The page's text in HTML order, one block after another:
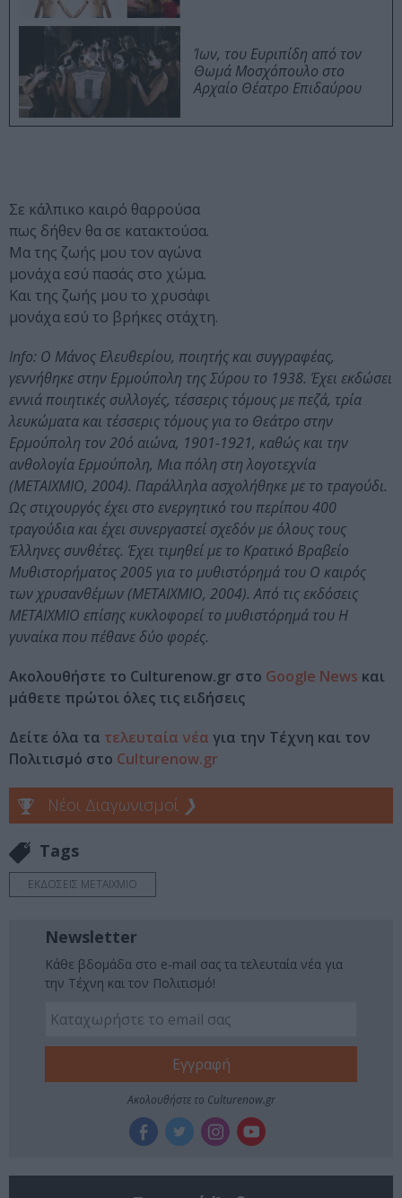
Ίων, του Ευριπίδη από τον
Θωμά Μοσχόπουλο στο
Αρχαίο Θέατρο Επιδαύρου
Σε κάλπικο καιρό θαρρούσα
πως δήθεν θα σε κατακτούσα.
Μα της ζωής μου τον αγώνα
μονάχα εσύ πασάς στο χώμα.
Και της ζωής μου το χρυσάφι
μονάχα εσύ το βρήκες στάχτη.
Info: Ο Μάνος Ελευθερίου, ποιητής και συγγραφέας,
γεννήθηκε στην Ερμούπολη της Σύρου το 1938. Έχει εκδώσει
εννιά ποιητικές συλλογές, τέσσερις τόμους με πεζά, τρία
λευκώματα και τέσσερις τόμους για το Θεάτρο στην
Ερμούπολη τον 20ό αιώνα, 1901-1921, καθώς και την
ανθολογία Ερμούπολη, Μια πόλη στη λογοτεχνία
(ΜΕΤΑΙΧΜΙΟ, 2004). Παράλληλα ασχολήθηκε με το τραγούδι.
Ως στιχουργός έχει στο ενεργητικό του περίπου 400
τραγούδια και έχει συνεργαστεί σχεδόν με όλους τους
Έλληνες συνθέτες. Έχει τιμηθεί με το Κρατικό Βραβείο
Μυθιστορήματος 2005 για το μυθιστόρημά του O καιρός
των χρυσανθέμων (METAIXMIO, 2004). Από τις εκδόσεις
ΜΕΤΑΙΧΜΙΟ επίσης κυκλοφορεί το μυθιστόρημά του Η
γυναίκα που πέθανε δύο φορές.
Ακολουθήστε το Culturenow.gr στο Google News και
μάθετε πρώτοι όλες τις ειδήσεις
Δείτε όλα τα τελευταία νέα για την Τέχνη και τον
Πολιτισμό στο Culturenow.gr
Νέοι Διαγωνισμοί ❯
Tags
ΕΚΔΟΣΕΙΣ ΜΕΤΑΙΧΜΙΟ
Newsletter
Κάθε βδομάδα στο e-mail σας τα τελευταία νέα για
την Τέχνη και τον Πολιτισμό!
Ακολουθήστε το Culturenow.gr